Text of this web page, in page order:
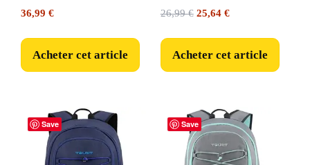
36,99 €
Acheter cet article
26,99€ Le
était :
25,64 €Le
est :
Acheter cet article
Save Save